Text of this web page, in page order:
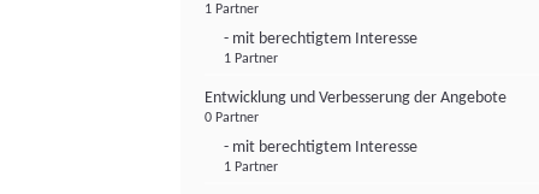
1 Partner
- mit berechtigtem Interesse
1 Partner
Entwicklung und Verbesserung der Angebote
0 Partner
- mit berechtigtem Interesse
1 Partner